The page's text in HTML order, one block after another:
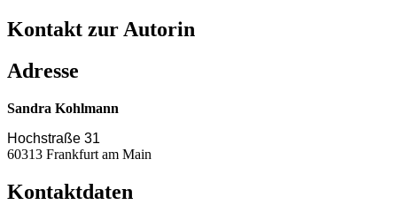
Kontakt zur Autorin
Adresse
Sandra Kohlmann
Hochstraße 31
60313 Frankfurt am Main
Kontaktdaten